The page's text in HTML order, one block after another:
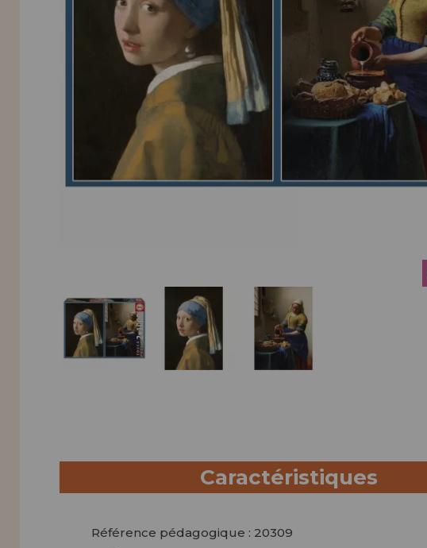
INFORMATION
info@maisondespuzzles.fr
Allez-y! Nous vous attendions.
NOUVEAU CLIENT
Caractéristiques
Référence pédagogique : 20309